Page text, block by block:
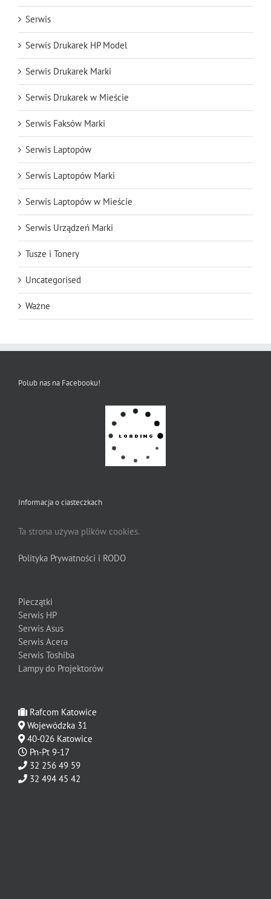
Serwis
Serwis Drukarek HP Model
Serwis Drukarek Marki
Serwis Drukarek w Mieście
Serwis Faksów Marki
Serwis Laptopów
Serwis Laptopów Marki
Serwis Laptopów w Mieście
Serwis Urządzeń Marki
Tusze i Tonery
Uncategorised
Ważne
Polub nas na Facebooku!
Informacja o ciasteczkach
Ta strona używa plików cookies.
Polityka Prywatności i RODO
Pieczątki
Serwis HP
Serwis Asus
Serwis Acera
Serwis Toshiba
Lampy do Projektorów
Rafcom Katowice
Wojewódzka 31
40-026 Katowice
Pn-Pt 9-17
32 256 49 59
32 494 45 42